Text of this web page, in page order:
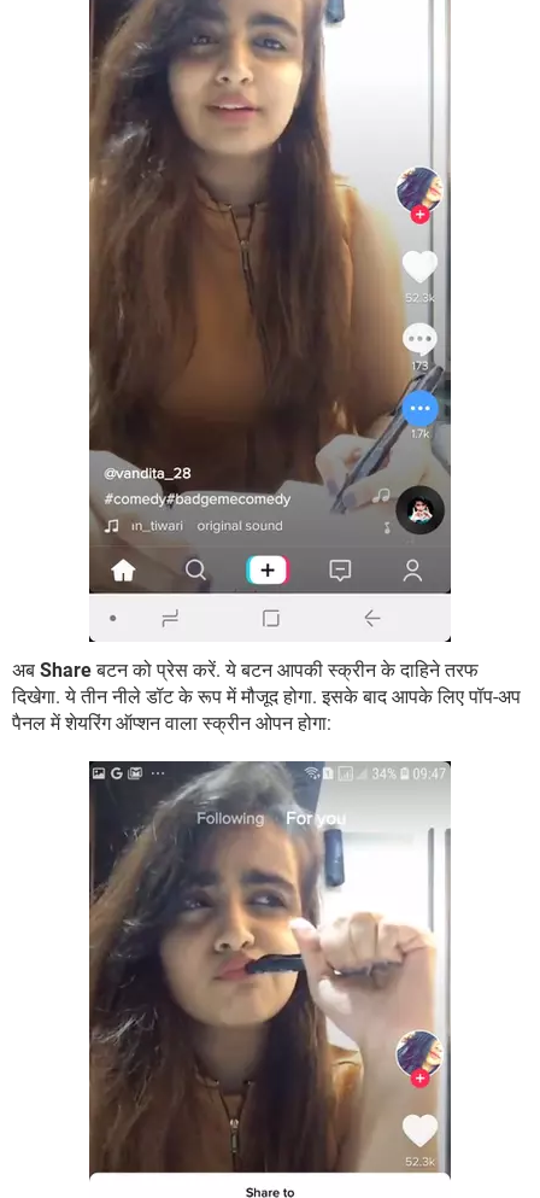
अब Shareबटन को प्रेस करें. ये बटन आपकी स्क्रीन के दाहिने तरफ
दिखेगा. ये तीन नीले डॉट के रूप में मौजूद होगा. इसके बाद आपके लिए पॉप-अप
पैनल में शेयरिंग ऑप्शन वाला स्क्रीन ओपन होगा: